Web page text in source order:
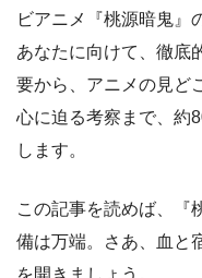
ビアニメ『桃源暗鬼』
あなたに向けて、徹底
要から、アニメの見ど
心に迫る考察まで、約
します。
この記事を読めば、『
備は万端。さあ、血と
を開きましょう。